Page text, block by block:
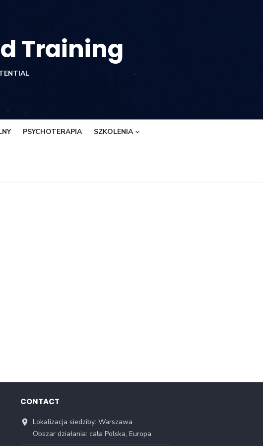
Training
PSYCHOTERAPIA SZKOLENIA
CONTACT
Lokalizacja siedziby: Warszawa
Obszar działania: cała Polska, Europa